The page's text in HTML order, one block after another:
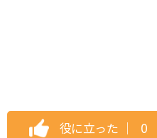
役に立った ｜ 0